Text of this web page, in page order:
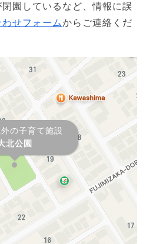
園しているなど、情報に誤
せフォームからご連絡くだ
の子育て施設
北公園